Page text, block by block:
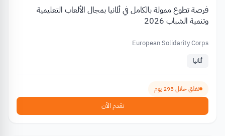
فرصة تطوع ممولة بالكامل في ألمانيا بمجال الألعاب التعليمية
وتنمية الشباب 2026
European Solidarity Corps
ألمانيا
تغلق خلال 295 يوم
تقدم الآن